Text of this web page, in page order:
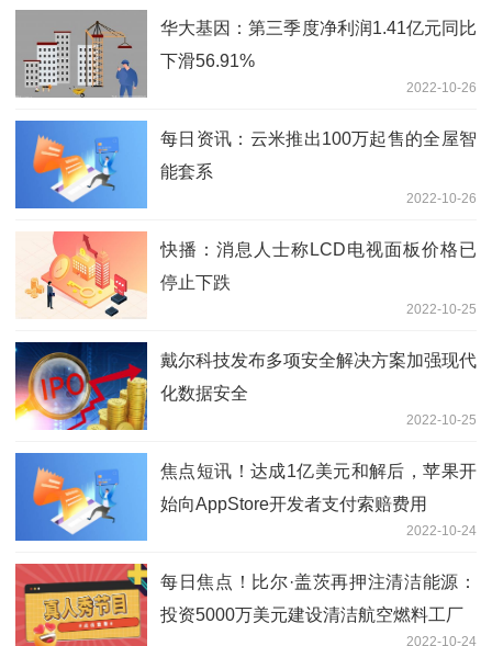
华大基因：第三季度净利润1.41亿元同比
下滑56.91%
2022-10-26
每日资讯：云米推出100万起售的全屋智
能套系
2022-10-26
快播：消息人士称LCD电视面板价格已
停止下跌
2022-10-25
戴尔科技发布多项安全解决方案加强现代
化数据安全
2022-10-25
焦点短讯！达成1亿美元和解后，苹果开
始向AppStore开发者支付索赔费用
2022-10-24
每日焦点！比尔·盖茨再押注清洁能源：
投资5000万美元建设清洁航空燃料工厂
2022-10-24